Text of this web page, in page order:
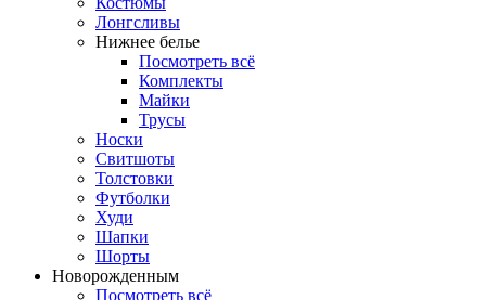
Лонгсливы
Нижнее белье
Посмотреть всё
Комплекты
Майки
Трусы
Носки
Свитшоты
Толстовки
Футболки
Худи
Шапки
Шорты
Новорожденным
Посмотреть всё